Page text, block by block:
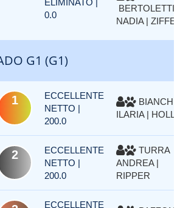
ELIMINATO |
0.0
BERTOLETTI
NADIA |
G1 (G1)
1
ECCELLENTE
NETTO |
200.0
BIANCHI
ILARIA | HOLLY
2
ECCELLENTE
NETTO |
200.0
TURRA
ANDREA |
RIPPER
ECCELLENTE